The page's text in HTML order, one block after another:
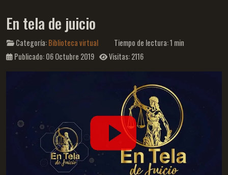
En tela de juicio
Categoría:Biblioteca virtual
Tiempo de lectura: 1 min
Publicado: 06 Octubre 2019
Visitas: 2116